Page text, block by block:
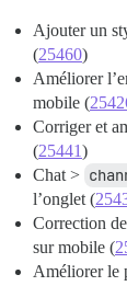
Ajouter un
(25460)
Améliorer
mobile (
Corriger et
(25441)
Chat >
l’onglet (
Correction
sur mobile (
Améliorer le